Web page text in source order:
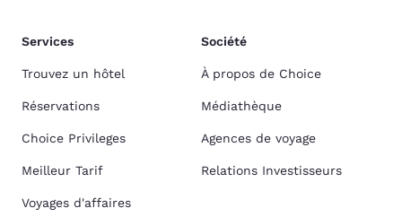
Services
Trouvez un hôtel
Réservations
Choice Privileges
Meilleur Tarif
Voyages d'affaires
Société
À propos de Choice
Médiathèque
Agences de voyage
Relations Investisseurs